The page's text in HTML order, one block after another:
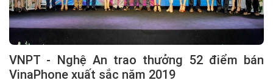
VNPT - Nghệ An trao thưởng 52 điểm bán
VinaPhone xuất sắc năm 2019